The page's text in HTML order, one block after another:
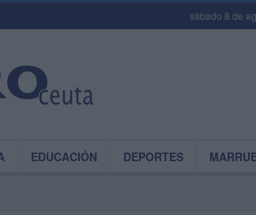
sábado 8 de
EDUCACIÓN DEPORTES